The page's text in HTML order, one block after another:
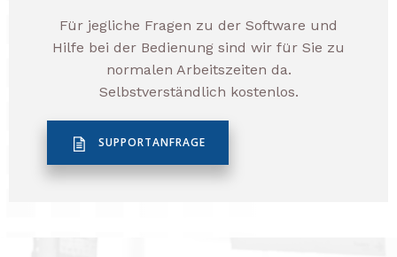
Für jegliche Fragen zu der Software und
Hilfe bei der Bedienung sind wir für Sie zu
normalen Arbeitszeiten da.
Selbstverständlich kostenlos.
SUPPORTANFRAGE